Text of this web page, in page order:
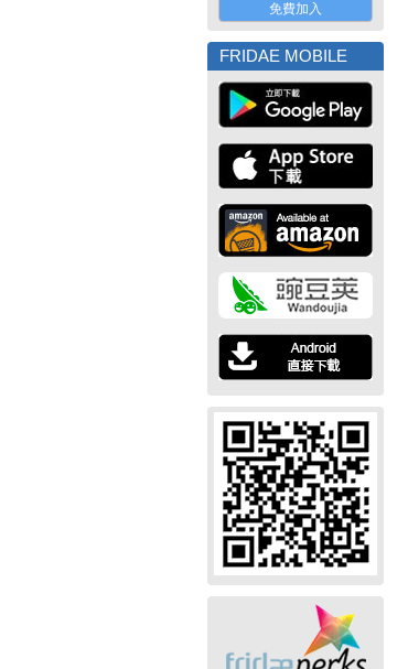
免費加入
FRIDAE MOBILE